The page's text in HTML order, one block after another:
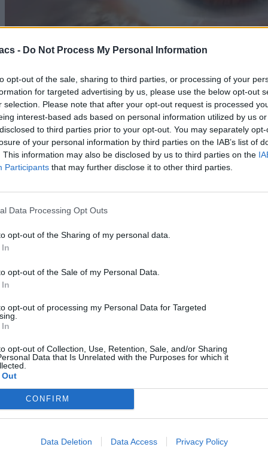
- Do Not Process My Personal Information
opt-out of the sale, sharing to third parties, or processing of your
for targeted advertising by us, please use the below opt-out
selection. Please note that after your opt-out request is processed
interest-based ads based on personal information utilized by us
to third parties prior to your opt-out. You may separately
of your personal information by third parties on the IAB’s list of
This information may also be disclosed by us to third parties on the
Participants that may further disclose it to other third parties.
Data Processing Opt Outs
opt-out of the Sharing of my personal data.
opt-out of the Sale of my Personal Data.
opt-out of processing my Personal Data for Targeted
opt-out of Collection, Use, Retention, Sale, and/or Sharing
Data that Is Unrelated with the Purposes for which it
CONFIRM
Data Deletion Data Access Privacy Policy
Science
Brown University: Να γιατί διαστέλλονται οι κόρες
των ματιών όταν κάτι μας αιφνιδιάζει
06/08/2026
Techmaniacs Originals
Reviews
Honest, direct, and hands-on. We benchmark, test, and daily-drive
Subscribe to Channel